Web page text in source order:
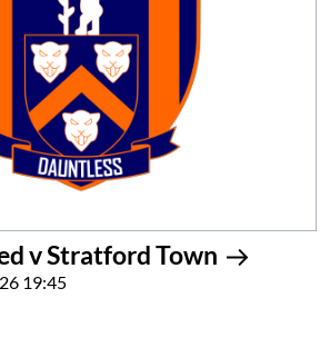
v Stratford Town
19:45